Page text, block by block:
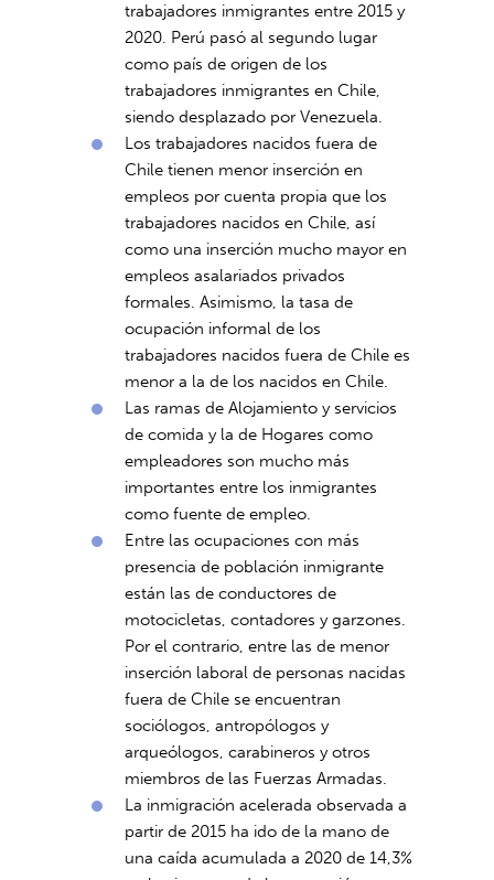
trabajadores inmigrantes entre 2015 y
2020. Perú pasó al segundo lugar
como país de origen de los
trabajadores inmigrantes en Chile,
siendo desplazado por Venezuela.
Los trabajadores nacidos fuera de
Chile tienen menor inserción en
empleos por cuenta propia que los
trabajadores nacidos en Chile, así
como una inserción mucho mayor en
empleos asalariados privados
formales. Asimismo, la tasa de
ocupación informal de los
trabajadores nacidos fuera de Chile es
menor a la de los nacidos en Chile.
Las ramas de Alojamiento y servicios
de comida y la de Hogares como
empleadores son mucho más
importantes entre los inmigrantes
como fuente de empleo.
Entre las ocupaciones con más
presencia de población inmigrante
están las de conductores de
motocicletas, contadores y garzones.
Por el contrario, entre las de menor
inserción laboral de personas nacidas
fuera de Chile se encuentran
sociólogos, antropólogos y
arqueólogos, carabineros y otros
miembros de las Fuerzas Armadas.
La inmigración acelerada observada a
partir de 2015 ha ido de la mano de
una caída acumulada a 2020 de 14,3%